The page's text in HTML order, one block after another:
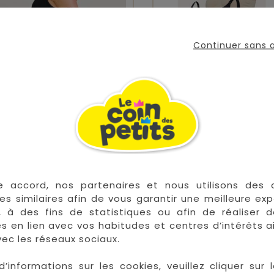
Continuer sans
accord, nos partenaires et nous utilisons des
similaires afin de vous garantir une meilleure
à des fins de statistiques ou afin de réaliser
en lien avec vos habitudes et centres d’intérêts
les réseaux sociaux.
sur les cookies, veuillez cliquer sur
De Soutien De
Grossesse Noir...
Lot De 2 Soutien-
Grossesse...
Prix
49,90 €
En stock 